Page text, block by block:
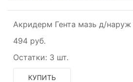
Акридерм Гента мазь д/наруж
494 руб.
Остатки: 3 шт.
КУПИТЬ